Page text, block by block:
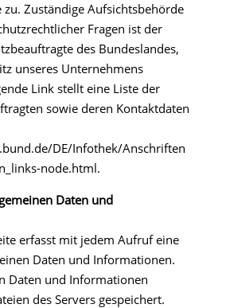
Zuständige Aufsichtsbehörde
Fragen ist der
des Bundeslandes,
unseres Unternehmens
Link stellt eine Liste der
sowie deren Kontaktdaten
DE/Infothek/Anschriften
node.html.
Daten und
erfasst mit jedem Aufruf eine
Daten und Informationen.
Daten und Informationen
des Servers gespeichert.